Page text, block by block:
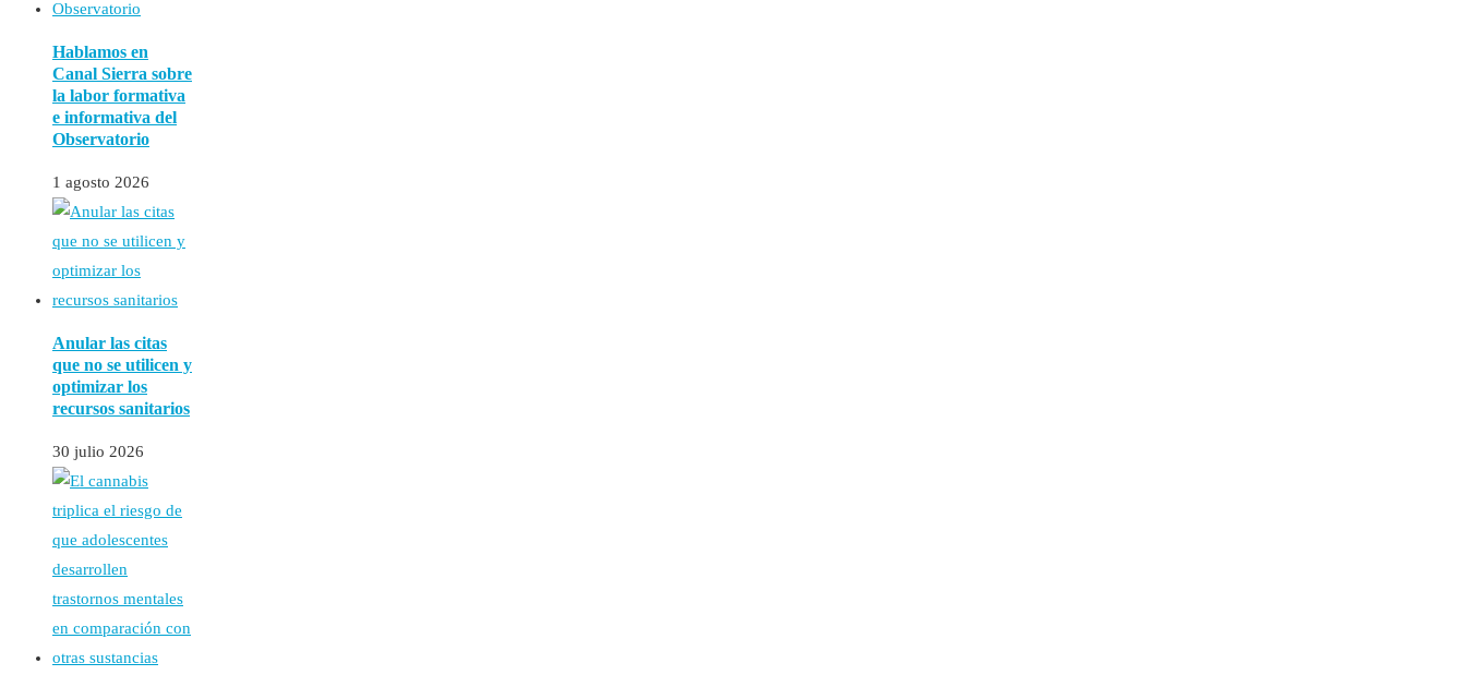
Hablamos en
Canal Sierra sobre
la labor formativa
e informativa del
Observatorio
1 agosto 2026
Anular las citas
que no se utilicen y
optimizar los
recursos sanitarios
30 julio 2026